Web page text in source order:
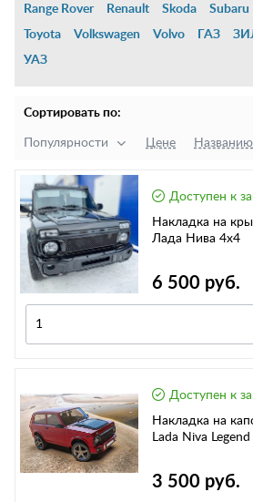
Range Rover
Renault Skoda Subaru
Toyota
Volkswagen Volvo ГАЗ
УАЗ
Сортировать по:
Популярности Цене Названию
Доступен к
Накладка на
Лада Нива 4х4
6 500 руб.
Доступен к
Накладка на
Lada Niva
3 500 руб.